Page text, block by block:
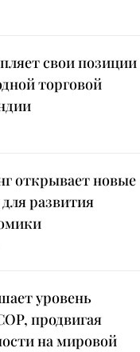
свои позиции
торговой
открывает новые
развития
уровень
продвигая
на мировой